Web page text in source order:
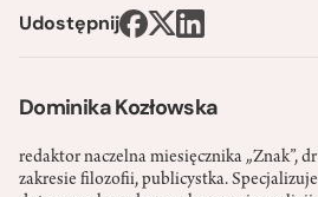
Dominika Kozłowska
redaktor naczelna miesięcznika „Znak”,
zakresie filozofii, publicystka.
Udostępnij